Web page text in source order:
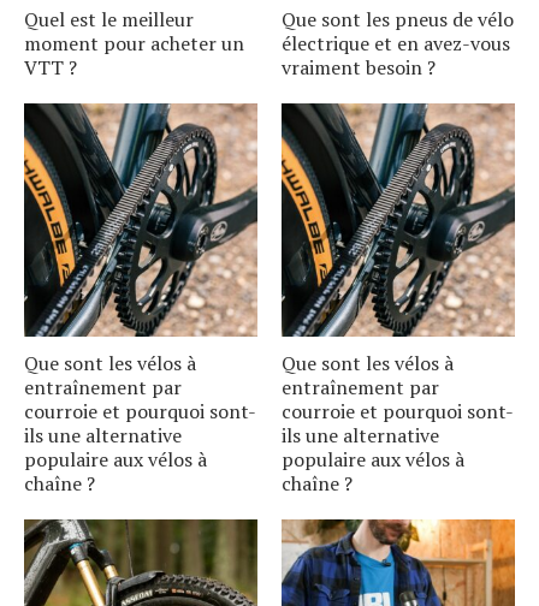
Quel est le meilleur
moment pour acheter un
VTT ?
Que sont les pneus de vélo
électrique et en avez-vous
vraiment besoin ?
Que sont les vélos à
entraînement par
courroie et pourquoi sont-
ils une alternative
populaire aux vélos à
chaîne ?
Que sont les vélos à
entraînement par
courroie et pourquoi sont-
ils une alternative
populaire aux vélos à
chaîne ?